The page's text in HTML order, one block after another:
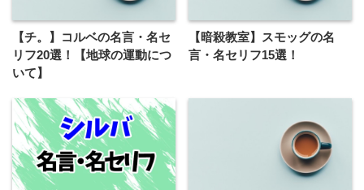
【チ。】コルベの名言・名セ
リフ20選！【地球の運動につ
いて】
【暗殺教室】スモッグの名
言・名セリフ15選！